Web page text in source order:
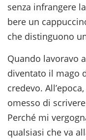
senza infrangere
bere un
che distinguono
Quando lavoravo
diventato il mago
credevo.
omesso di
Perché mi
qualsiasi che va